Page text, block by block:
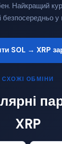
Найкращий
безпосередньо
SOL → XRP
СХОЖІ ОБМІНИ
XRP